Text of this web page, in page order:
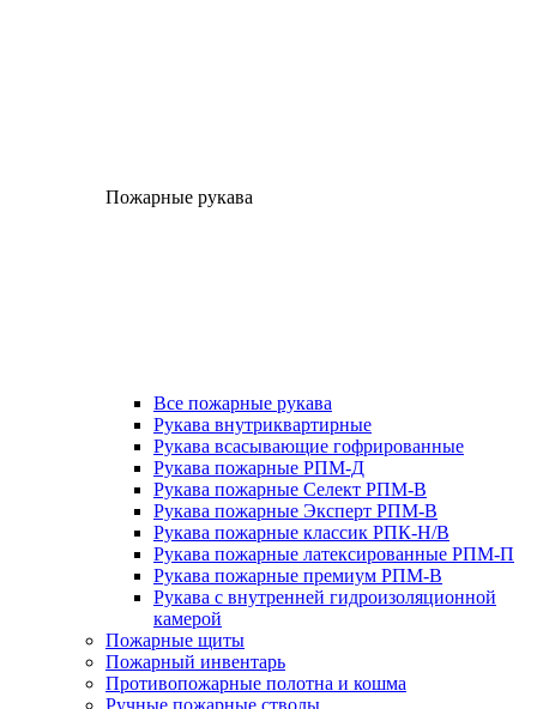
Пожарные рукава
Все пожарные рукава
Рукава внутриквартирные
Рукава всасывающие гофрированные
Рукава пожарные РПМ-Д
Рукава пожарные Селект РПМ-В
Рукава пожарные Эксперт РПМ-В
Рукава пожарные классик РПК-Н/В
Рукава пожарные латексированные РПМ-П
Рукава пожарные премиум РПМ-В
Рукава с внутренней гидроизоляционной
камерой
Пожарные щиты
Пожарный инвентарь
Противопожарные полотна и кошма
Ручные пожарные стволы